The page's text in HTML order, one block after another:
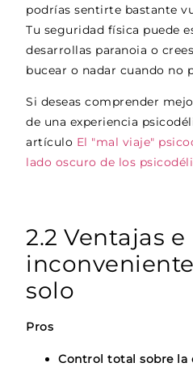
podrías sentirte bastante
Tu seguridad física puede
desarrollas paranoia o
bucear o nadar cuando no
Si deseas comprender
de una experiencia
artículo El "mal viaje"
lado oscuro de los
2.2 Ventajas e
solo
Pros
Control total sobre la